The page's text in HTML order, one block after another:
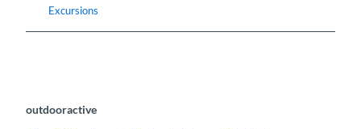
Excursions
outdooractive